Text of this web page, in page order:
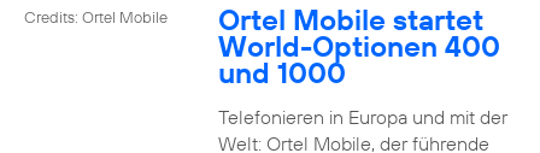
Credits: Ortel Mobile Ortel Mobile startet
World-Optionen 400
und 1000
Telefonieren in Europa und mit der
Welt: Ortel Mobile, der führende